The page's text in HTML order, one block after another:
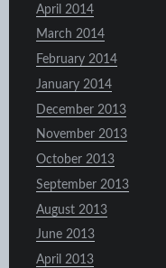
April 2014
March 2014
February 2014
January 2014
December 2013
November 2013
October 2013
September 2013
August 2013
June 2013
April 2013